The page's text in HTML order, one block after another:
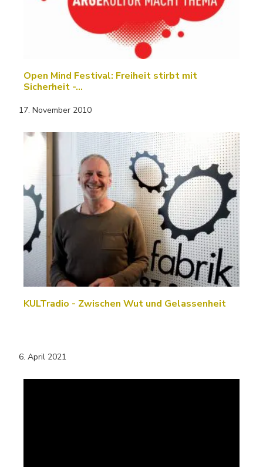
Open Mind Festival: Freiheit stirbt mit
Sicherheit -…
17. November 2010
KULTradio - Zwischen Wut und Gelassenheit
6. April 2021